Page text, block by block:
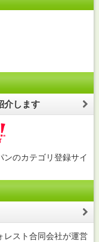
介します
ンのカテゴリ登録サイ
レスト合同会社が運営